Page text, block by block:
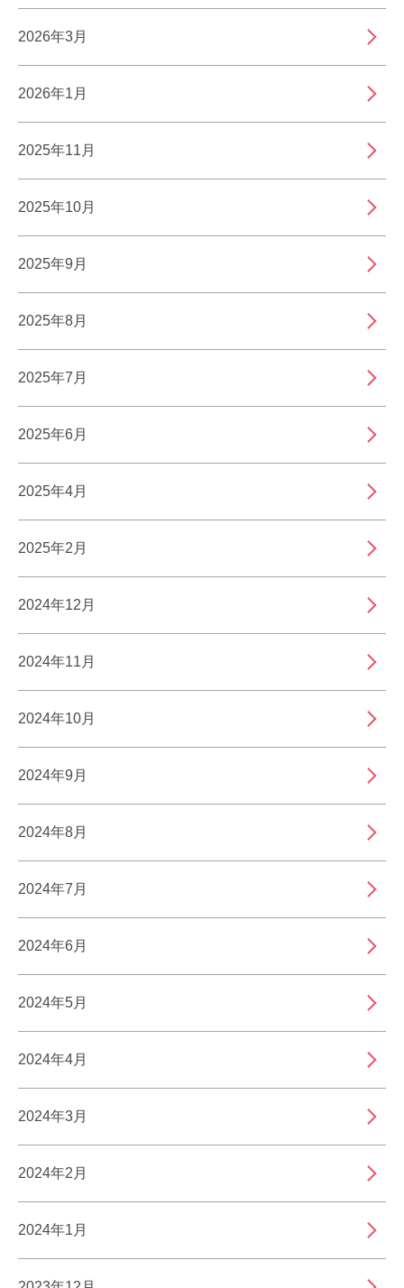
2026年3月
2026年1月
2025年11月
2025年10月
2025年9月
2025年8月
2025年7月
2025年6月
2025年4月
2025年2月
2024年12月
2024年11月
2024年10月
2024年9月
2024年8月
2024年7月
2024年6月
2024年5月
2024年4月
2024年3月
2024年2月
2024年1月